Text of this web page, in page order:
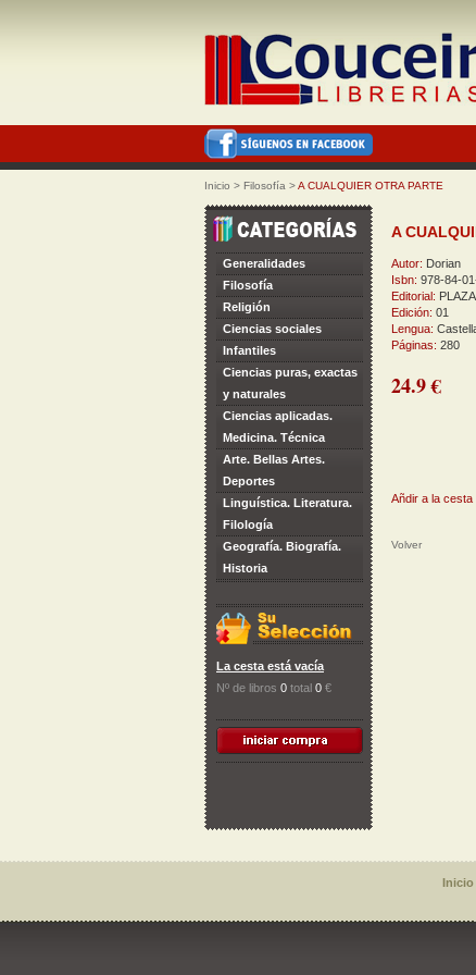
Inicio > Filosofía >A CUALQUIER OTRA PARTE
Generalidades
Filosofía
Religión
Ciencias sociales
Infantiles
Ciencias puras, exactas
y naturales
Ciencias aplicadas.
Medicina. Técnica
Arte. Bellas Artes.
Deportes
Linguística. Literatura.
Filología
Geografía. Biografía.
Historia
La cesta está vacía
Nº de libros 0 total 0 €
A
Autor: Dorian
Isbn: 978-84-
Editorial:
Edición: 01
Lengua:
Páginas: 280
24.9 €
Añdir a la cesta
Volver
Inicio